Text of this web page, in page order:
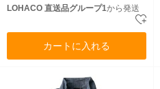
LOHACO 直送品グループ1から発送
カートに入れる